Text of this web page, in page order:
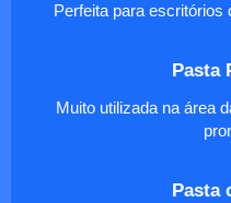
Perfeita para escritórios
Pasta
Muito utilizada na área
Pasta